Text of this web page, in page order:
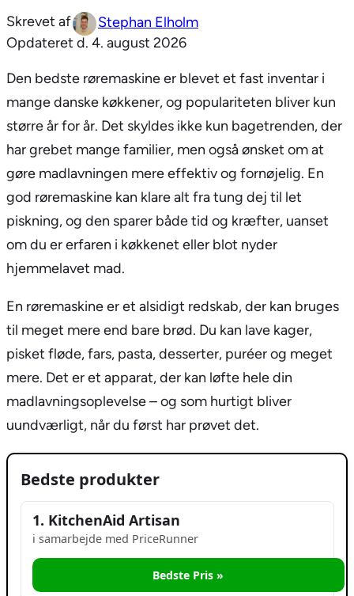
Stephan Elholm
Opdateret d. 4. august 2026
Den bedste røremaskine er blevet et fast inventar i
mange danske køkkener, og populariteten bliver kun
større år for år. Det skyldes ikke kun bagetrenden, der
har grebet mange familier, men også ønsket om at
gøre madlavningen mere effektiv og fornøjelig. En
god røremaskine kan klare alt fra tung dej til let
piskning, og den sparer både tid og kræfter, uanset
om du er erfaren i køkkenet eller blot nyder
hjemmelavet mad.
En røremaskine er et alsidigt redskab, der kan bruges
til meget mere end bare brød. Du kan lave kager,
pisket fløde, fars, pasta, desserter, puréer og meget
mere. Det er et apparat, der kan løfte hele din
madlavningsoplevelse – og som hurtigt bliver
uundværligt, når du først har prøvet det.
Bedste produkter
1. KitchenAid Artisan
i samarbejde med PriceRunner
Bedste Pris »